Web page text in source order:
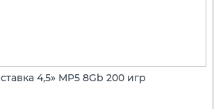
4,5» MP5 8Gb 200 игр